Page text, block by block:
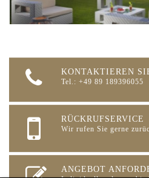
KONTAKTIEREN
Tel.: +49 89 189396055
RÜCKRUFSERVICE
Wir rufen Sie gerne
ANGEBOT